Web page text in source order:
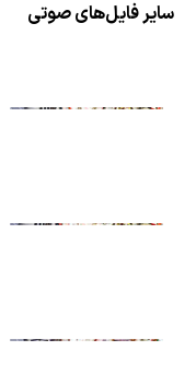
سایر فایل‌های صوتی